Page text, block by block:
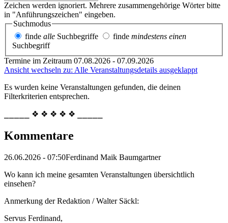
Zeichen werden ignoriert. Mehrere zusammengehörige Wörter bitte
in "Anführungszeichen" eingeben.
Suchmodus
finde alle Suchbegriffe finde mindestens einen
Suchbegriff
Termine im Zeitraum 07.08.2026 - 07.09.2026
Ansicht wechseln zu: Alle Veranstaltungsdetails ausgeklappt
Es wurden keine Veranstaltungen gefunden, die deinen
Filterkriterien entsprechen.
⎯⎯⎯⎯⎯ ❖ ❖ ❖ ❖ ❖ ⎯⎯⎯⎯⎯
Kommentare
26.06.2026 - 07:50Ferdinand Maik Baumgartner
Wo kann ich meine gesamten Veranstaltungen übersichtlich
einsehen?
Anmerkung der Redaktion /Walter Säckl:
Servus Ferdinand,